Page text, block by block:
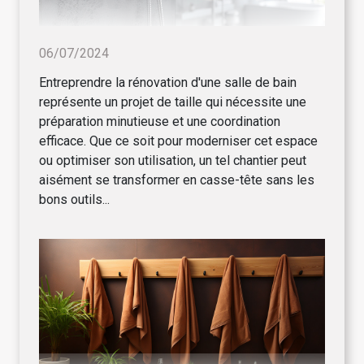
06/07/2024
Entreprendre la rénovation d'une salle de bain
représente un projet de taille qui nécessite une
préparation minutieuse et une coordination
efficace. Que ce soit pour moderniser cet espace
ou optimiser son utilisation, un tel chantier peut
aisément se transformer en casse-tête sans les
bons outils...